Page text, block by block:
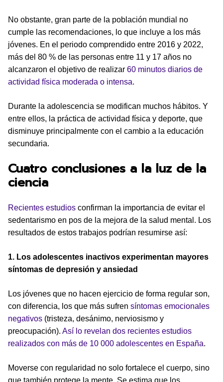
No obstante, gran parte de la población mundial no
cumple las recomendaciones, lo que incluye a los más
jóvenes. En el periodo comprendido entre 2016 y 2022,
más del 80 % de las personas entre 11 y 17 años no
alcanzaron el objetivo de realizar 60 minutos diarios de
actividad física moderada o intensa.
Durante la adolescencia se modifican muchos hábitos. Y
entre ellos, la práctica de actividad física y deporte, que
disminuye principalmente con el cambio a la educación
secundaria.
Cuatro conclusiones a la luz de la
ciencia
Recientes estudios confirman la importancia de evitar el
sedentarismo en pos de la mejora de la salud mental. Los
resultados de estos trabajos podrían resumirse así:
1. Los adolescentes inactivos experimentan mayores
síntomas de depresión y ansiedad
Los jóvenes que no hacen ejercicio de forma regular son,
con diferencia, los que más sufren síntomas emocionales
negativos (tristeza, desánimo, nerviosismo y
preocupación). Así lo revelan dos recientes estudios
realizados con más de 10 000 adolescentes en España.
Moverse con regularidad no solo fortalece el cuerpo, sino
que también protege la mente. Se estima que los